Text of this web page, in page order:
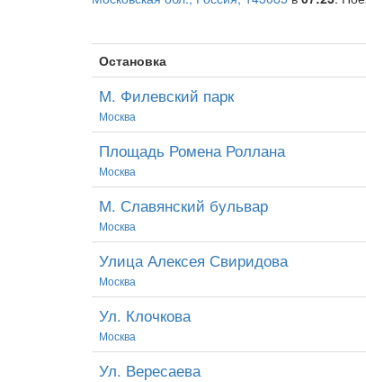
Остановка
М. Филевский парк
Москва
Площадь Ромена Роллана
Москва
М. Славянский бульвар
Москва
Улица Алексея Свиридова
Москва
Ул. Клочкова
Москва
Ул. Вересаева